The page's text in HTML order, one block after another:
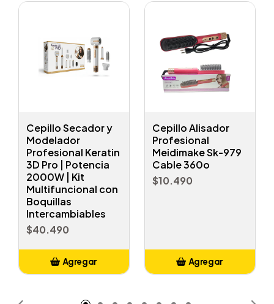
Cepillo Secador y
Modelador
Profesional Keratin
3D Pro | Potencia
2000W | Kit
Multifuncional con
Boquillas
Intercambiables
$40.490
Agregar
Cepillo Alisador
Profesional
Meidimake Sk-979
Cable 360o
$10.490
Agregar